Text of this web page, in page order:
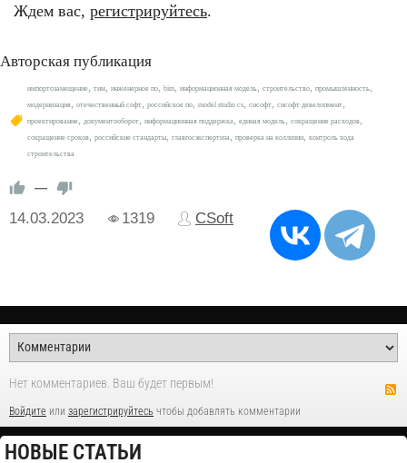
Ждем вас, регистрируйтесь.
Авторская публикация
импортозамещение, тим, инженерное по, bim, информационная модель, строительство, промышленность,
модернизация, отечественный софт, российское по, model studio cs, сисофт, сисофт девелопмент,
проектирование, документооборот, информационная поддержка , единая модель, сокращение расходов,
сокращение сроков, российские стандарты, главгосэкспертиза , проверка на коллизии, контроль хода
строительства
—
14.03.2023 1319 CSoft
Нет комментариев. Ваш будет первым!
Войдите или зарегистрируйтесь чтобы добавлять комментарии
НОВЫЕ СТАТЬИ